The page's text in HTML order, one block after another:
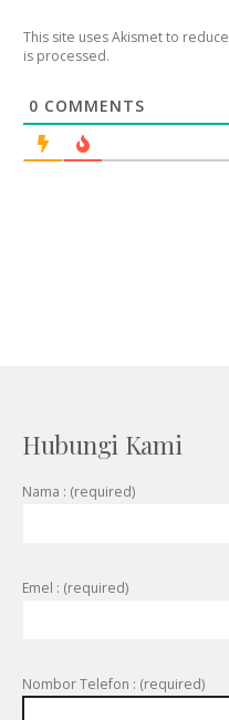
This site uses Akismet to
is processed.
0 COMMENTS
Hubungi Kami
Nama : (required)
Emel : (required)
Nombor Telefon : (required)